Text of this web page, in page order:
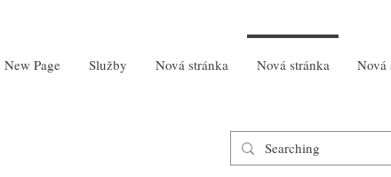
New Page Služby Nová stránka Nová stránka Nová